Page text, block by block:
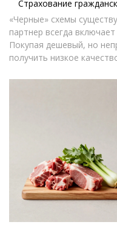
Страхование
«Черные» схемы
партнер всегда
Покупая дешевый, но
получить низкое